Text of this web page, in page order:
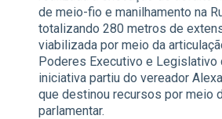
de meio-fio e manilhamento na
totalizando 280 metros de
viabilizada por meio da
Poderes Executivo e Legislativo
iniciativa partiu do vereador
que destinou recursos por meio
parlamentar.